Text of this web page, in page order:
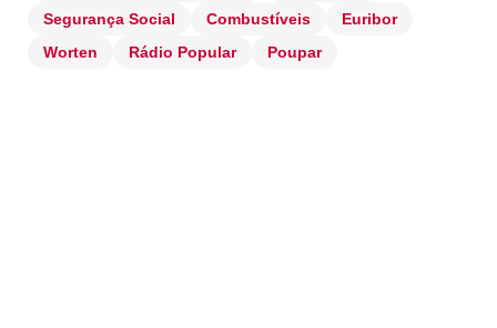
Segurança Social
Combustíveis
Euribor
Worten
Rádio Popular Poupar